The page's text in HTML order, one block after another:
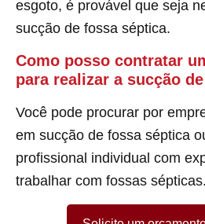
esgoto, é provável que seja
sucção de fossa séptica.
Como posso contratar
para realizar a sucção
Você pode procurar por
em sucção de fossa séptica
profissional individual com
trabalhar com fossas sépticas.